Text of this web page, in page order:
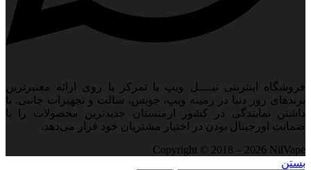
فروشگاه اینترنتی نیــــل ویپ با تمرکز با روی ارائه معتبرترین
برندهای روز دنیا در زمینه ویپ، جویس، سالت و تجهیزات جانبی. با
داشتن نمایندگی در کشور ارمنستان جدید‌ترین محصولات را با
ضمانت اورجینال بودن در اختیار مشتریان خود قرار می‌دهد.
Copyright © 2018 – 2026 NilVape
بستن